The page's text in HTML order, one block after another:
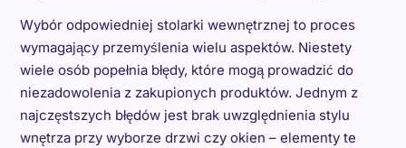
Wybór odpowiedniej stolarki wewnętrznej to proces
wymagający przemyślenia wielu aspektów. Niestety
wiele osób popełnia błędy, które mogą prowadzić do
niezadowolenia z zakupionych produktów. Jednym z
najczęstszych błędów jest brak uwzględnienia stylu
wnętrza przy wyborze drzwi czy okien – elementy te